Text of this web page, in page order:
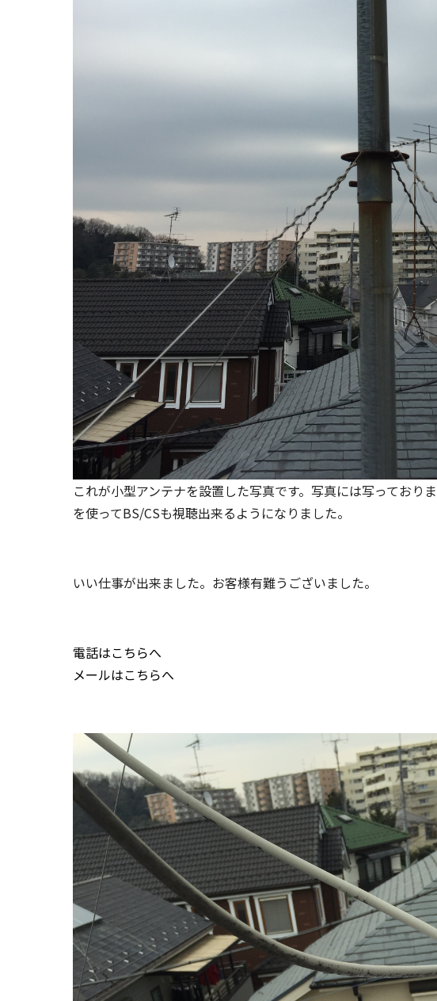
これが小型アンテナを設置した写真です。写真には写っており
を使ってBS/CSも視聴出来るようになりました。
いい仕事が出来ました。お客様有難うございました。
電話はこちらへ
メールはこちらへ